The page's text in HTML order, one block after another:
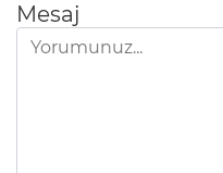
Mesaj